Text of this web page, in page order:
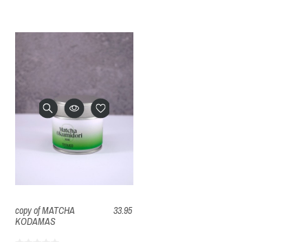
copy of MATCHA
KODAMAS
33.95